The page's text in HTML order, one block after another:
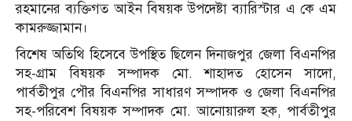
রহমানের ব্যক্তিগত আইন বিষয়ক উপদেষ্টা ব্যারিস্টার এ কে এম
কামরুজ্জামান।
বিশেষ অতিথি হিসেবে উপস্থিত ছিলেন দিনাজপুর জেলা বিএনপির
সহ-গ্রাম বিষয়ক সম্পাদক মো. শাহাদত হোসেন সাদো,
পার্বতীপুর পৌর বিএনপির সাধারণ সম্পাদক ও জেলা বিএনপির
সহ-পরিবেশ বিষয়ক সম্পাদক মো. আনোয়ারুল হক, পার্বতীপুর